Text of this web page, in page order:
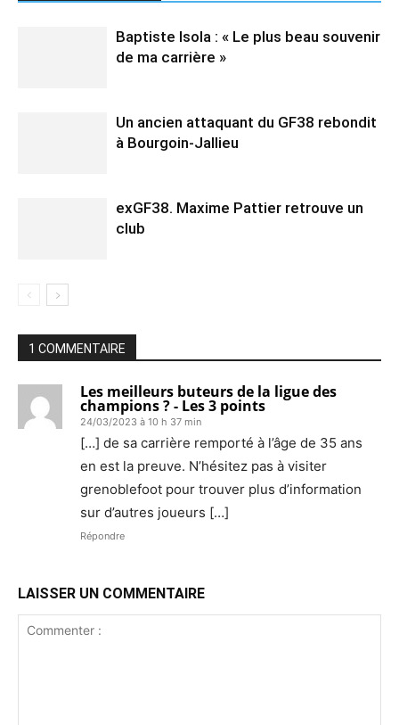
Baptiste Isola : « Le plus beau souvenir
de ma carrière »
Un ancien attaquant du GF38 rebondit
à Bourgoin-Jallieu
exGF38. Maxime Pattier retrouve un
club
1 COMMENTAIRE
Les meilleurs buteurs de la ligue des
champions ? - Les 3 points
24/03/2023 à 10 h 37 min
[…] de sa carrière remporté à l’âge de 35 ans
en est la preuve. N’hésitez pas à visiter
grenoblefoot pour trouver plus d’information
sur d’autres joueurs […]
Répondre
LAISSER UN COMMENTAIRE